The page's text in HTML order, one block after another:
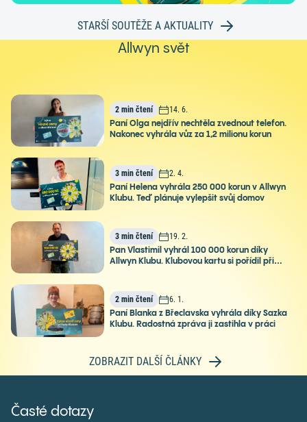
STARŠÍ SOUTĚŽE A AKTUALITY
Allwyn svět
2 min čtení 14. 6.
Paní Olga nejdřív nechtěla zvednout telefon.
Nakonec vyhrála vůz za 1,2 milionu korun
3 min čtení 2. 4.
Paní Helena vyhrála 250 000 korun v Allwyn
Klubu. Teď plánuje vylepšit svůj domov
3 min čtení 19. 2.
Pan Vlastimil vyhrál 100 000 korun díky
Allwyn Klubu. Klubovou kartu si pořídil při
2 min čtení 6. 1.
Paní Blanka z Břeclavska vyhrála díky Sazka
Klubu. Radostná zpráva ji zastihla v práci
ZOBRAZIT DALŠÍ ČLÁNKY
Časté dotazy